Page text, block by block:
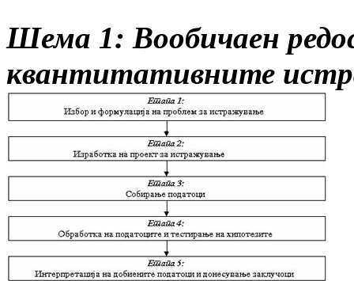
Шема 1: Вообичаен
квантитативните